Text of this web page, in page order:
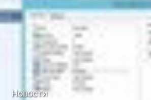
Новости